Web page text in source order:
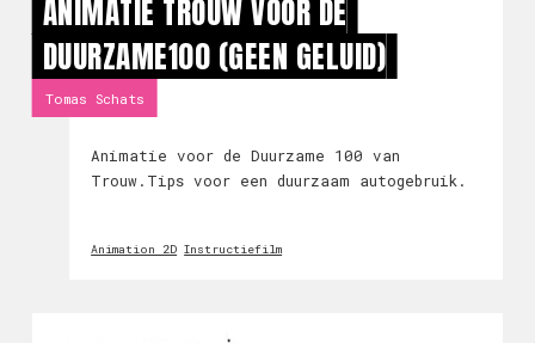
ANIMATIE TROUW VOOR DE
DUURZAME100 (GEEN GELUID)
Tomas Schats
Animatie voor de Duurzame 100 van
Trouw.Tips voor een duurzaam autogebruik.
Animation 2D Instructiefilm